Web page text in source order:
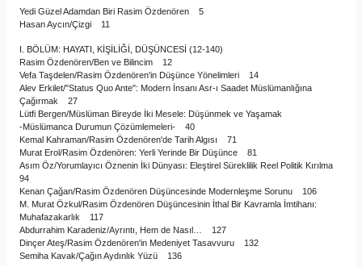
Yedi Güzel Adamdan Biri Rasim Özdenören 5
Hasan Aycın/Çizgi 11
I. BÖLÜM: HAYATI, KİŞİLİĞİ, DÜŞÜNCESİ (12-140)
Rasim Özdenören/Ben ve Bilincim 12
Vefa Taşdelen/Rasim Özdenören'in Düşünce Yönelimleri 14
Alev Erkilet/"Status Quo Ante": Modern İnsanı Asr-ı Saadet Müslümanlığına
Çağırmak 27
Lütfi Bergen/Müslüman Bireyde İki Mesele: Düşünmek ve Yaşamak
-Müslümanca Durumun Çözümlemeleri- 40
Kemal Kahraman/Rasim Özdenören'de Tarih Algısı 71
Murat Erol/Rasim Özdenören: Yerli Yerinde Bir Düşünce 81
Asım Öz/Yorumlayıcı Öznenin İki Dünyası: Eleştirel Süreklilik Reel Politik Kırılma
94
Kenan Çağan/Rasim Özdenören Düşüncesinde Modernleşme Sorunu 106
M. Murat Özkul/Rasim Özdenören Düşüncesinin İthal Bir Kavramla İmtihanı:
Muhafazakarlık 117
Abdurrahim Karadeniz/Ayrıntı, Hem de Nasıl… 127
Dinçer Ateş/Rasim Özdenören'in Medeniyet Tasavvuru 132
Semiha Kavak/Çağın Aydınlık Yüzü 136